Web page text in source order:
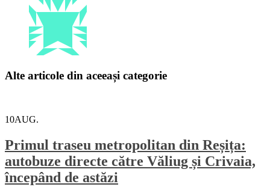
Alte articole din aceeași categorie
10AUG.
Primul traseu metropolitan din Reșița:
autobuze directe către Văliug și Crivaia,
începând de astăzi